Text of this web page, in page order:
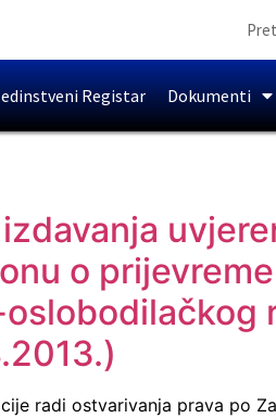
Registar Dokumenti
o
radi ostvarivanja prava po